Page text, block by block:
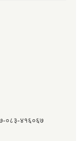
०८३‍-४१६०६७